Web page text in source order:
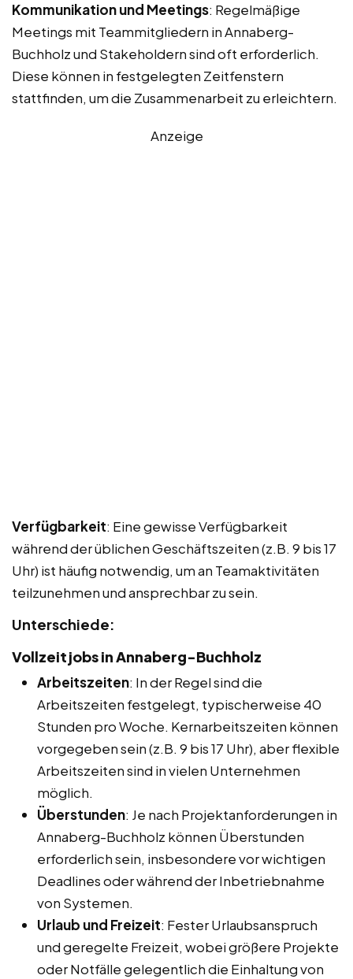
Kommunikation und Meetings: Regelmäßige
Meetings mit Teammitgliedern in Annaberg-
Buchholz und Stakeholdern sind oft erforderlich.
Diese können in festgelegten Zeitfenstern
stattfinden, um die Zusammenarbeit zu erleichtern.
Anzeige
Verfügbarkeit: Eine gewisse Verfügbarkeit
während der üblichen Geschäftszeiten (z.B. 9 bis 17
Uhr) ist häufig notwendig, um an Teamaktivitäten
teilzunehmen und ansprechbar zu sein.
Unterschiede:
Vollzeitjobs in Annaberg-Buchholz
Arbeitszeiten: In der Regel sind die
Arbeitszeiten festgelegt, typischerweise 40
Stunden pro Woche. Kernarbeitszeiten können
vorgegeben sein (z.B. 9 bis 17 Uhr), aber flexible
Arbeitszeiten sind in vielen Unternehmen
möglich.
Überstunden: Je nach Projektanforderungen in
Annaberg-Buchholz können Überstunden
erforderlich sein, insbesondere vor wichtigen
Deadlines oder während der Inbetriebnahme
von Systemen.
Urlaub und Freizeit: Fester Urlaubsanspruch
und geregelte Freizeit, wobei größere Projekte
oder Notfälle gelegentlich die Einhaltung von